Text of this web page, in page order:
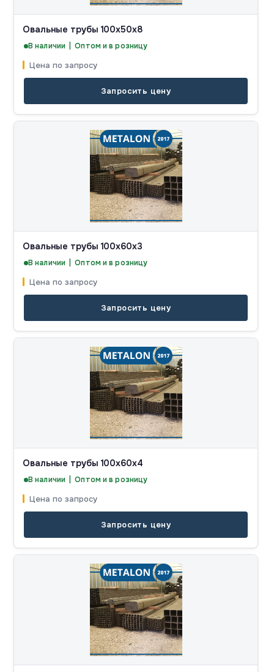
Овальные трубы 100x50x8
В наличии | Оптом и в розницу
Цена по запросу
Запросить цену
Овальные трубы 100x60x3
В наличии | Оптом и в розницу
Цена по запросу
Запросить цену
Овальные трубы 100x60x4
В наличии | Оптом и в розницу
Цена по запросу
Запросить цену